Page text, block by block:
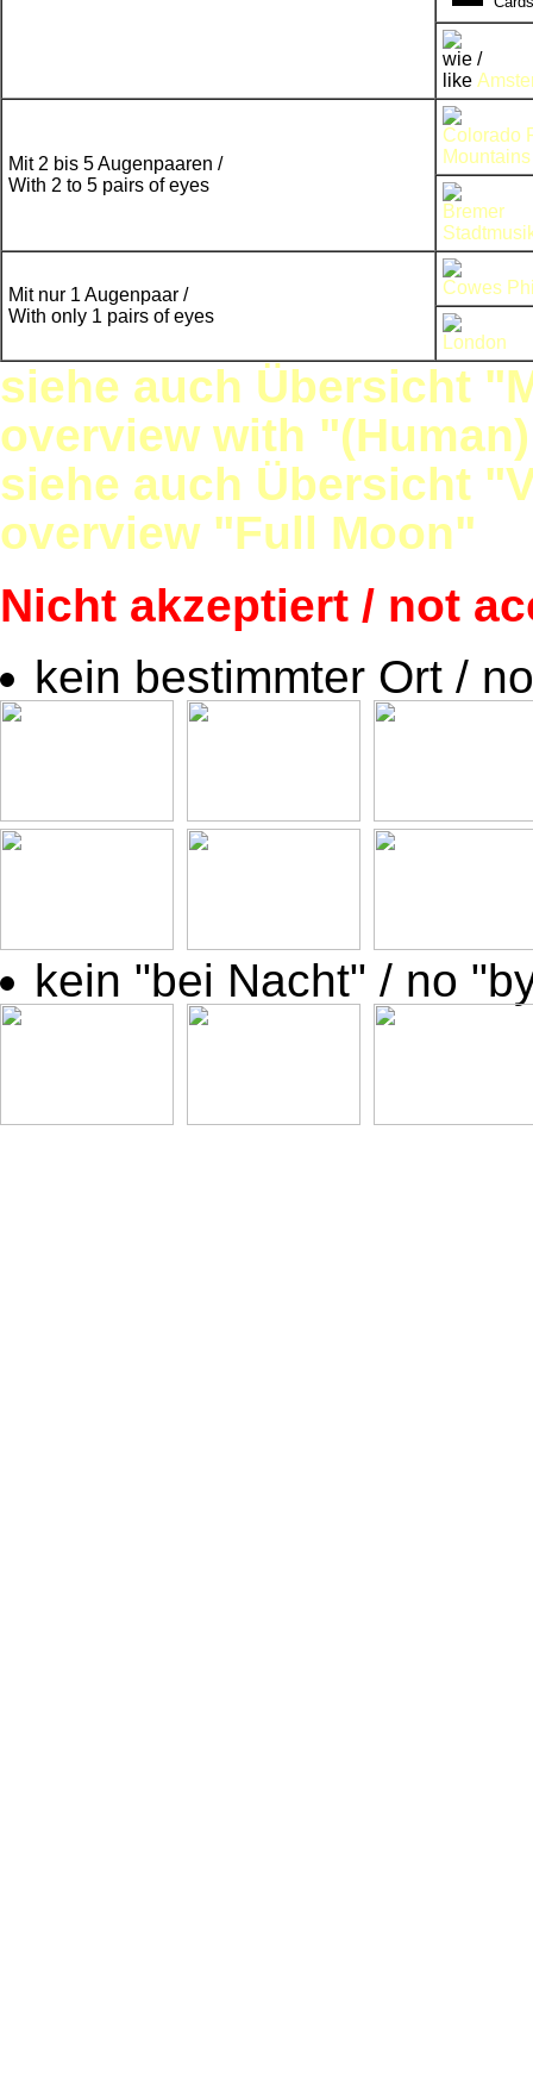
wie /
like
Mit 2 bis 5 Augenpaaren /
With 2 to 5 pairs of eyes
Colorado
Mountains
Bremer
Mit nur 1 Augenpaar /
With only 1 pairs of eyes
Cowes
London
siehe auch Übersicht
overview with
siehe auch Übersicht
overview "Full Moon"
Nicht akzeptiert / not
kein bestimmter Ort /
kein "bei Nacht" / no